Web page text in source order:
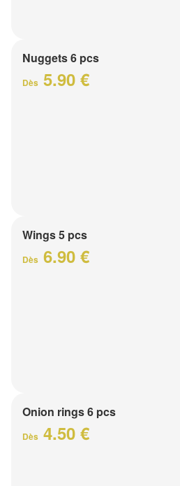
Nuggets 6 pcs
Dès 5.90 €
Wings 5 pcs
Dès 6.90 €
Onion rings 6 pcs
Dès 4.50 €